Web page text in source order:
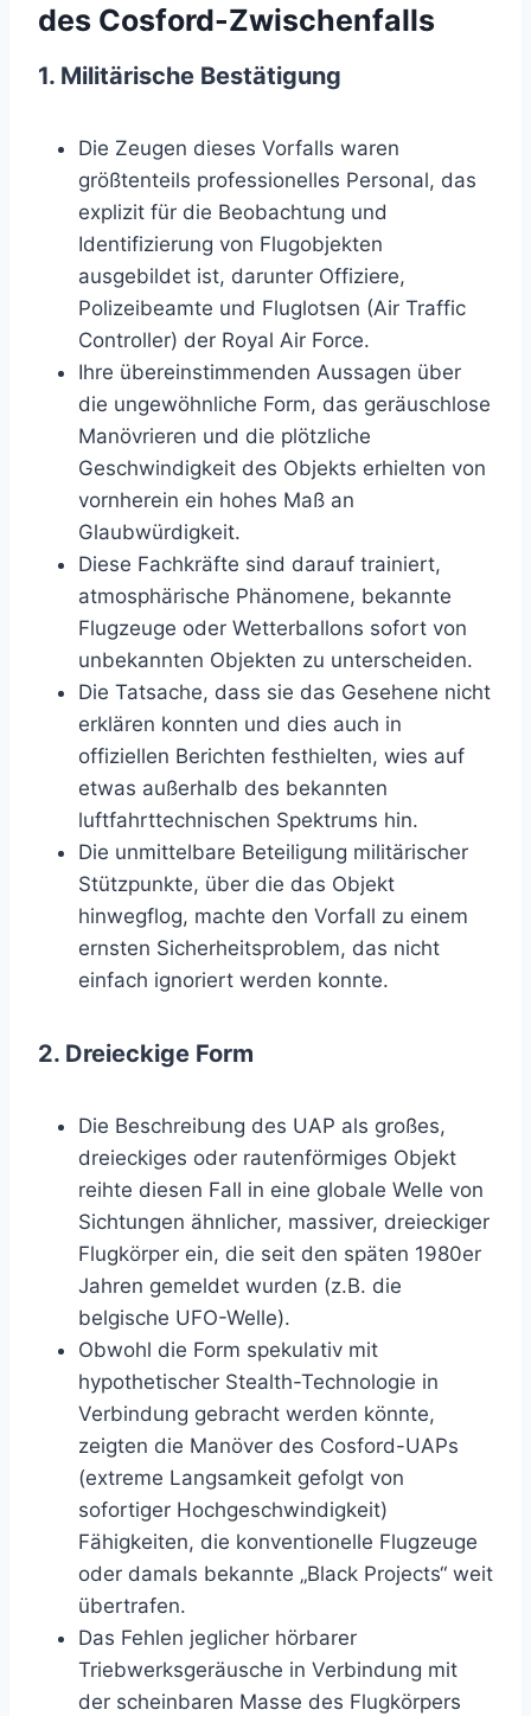
des Cosford-Zwischenfalls
1. Militärische Bestätigung
Die Zeugen dieses Vorfalls waren
größtenteils professionelles Personal, das
explizit für die Beobachtung und
Identifizierung von Flugobjekten
ausgebildet ist, darunter Offiziere,
Polizeibeamte und Fluglotsen (Air Traffic
Controller) der Royal Air Force.
Ihre übereinstimmenden Aussagen über
die ungewöhnliche Form, das geräuschlose
Manövrieren und die plötzliche
Geschwindigkeit des Objekts erhielten von
vornherein ein hohes Maß an
Glaubwürdigkeit.
Diese Fachkräfte sind darauf trainiert,
atmosphärische Phänomene, bekannte
Flugzeuge oder Wetterballons sofort von
unbekannten Objekten zu unterscheiden.
Die Tatsache, dass sie das Gesehene nicht
erklären konnten und dies auch in
offiziellen Berichten festhielten, wies auf
etwas außerhalb des bekannten
luftfahrttechnischen Spektrums hin.
Die unmittelbare Beteiligung militärischer
Stützpunkte, über die das Objekt
hinwegflog, machte den Vorfall zu einem
ernsten Sicherheitsproblem, das nicht
einfach ignoriert werden konnte.
2. Dreieckige Form
Die Beschreibung des UAP als großes,
dreieckiges oder rautenförmiges Objekt
reihte diesen Fall in eine globale Welle von
Sichtungen ähnlicher, massiver, dreieckiger
Flugkörper ein, die seit den späten 1980er
Jahren gemeldet wurden (z.B. die
belgische UFO-Welle).
Obwohl die Form spekulativ mit
hypothetischer Stealth-Technologie in
Verbindung gebracht werden könnte,
zeigten die Manöver des Cosford-UAPs
(extreme Langsamkeit gefolgt von
sofortiger Hochgeschwindigkeit)
Fähigkeiten, die konventionelle Flugzeuge
oder damals bekannte „Black Projects“ weit
übertrafen.
Das Fehlen jeglicher hörbarer
Triebwerksgeräusche in Verbindung mit
der scheinbaren Masse des Flugkörpers